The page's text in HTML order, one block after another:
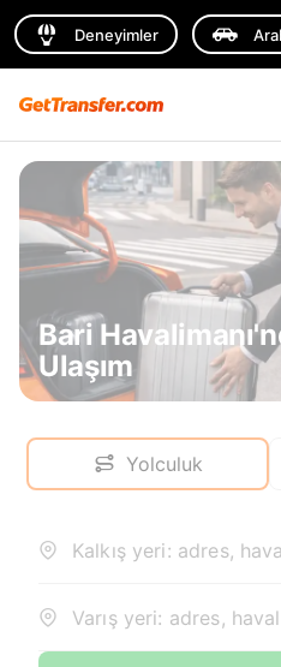
Deneyimler
Bari
Ulaşım
Yolculuk
Kalkış yeri: adres,
Varış yeri: adres,